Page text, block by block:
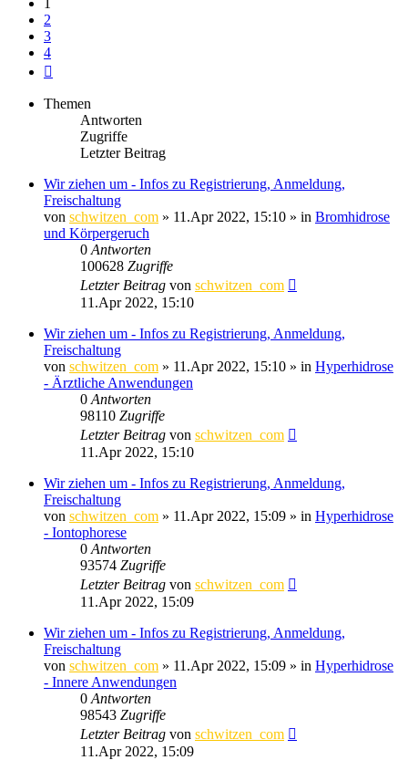
2
3
4
Themen
Antworten
Zugriffe
Letzter Beitrag
Wir ziehen um - Infos zu Registrierung, Anmeldung,
Freischaltung
von schwitzen_com » 11.Apr 2022, 15:10 » in Bromhidrose
und Körpergeruch
0 Antworten
100628 Zugriffe
Letzter Beitrag von schwitzen_com
11.Apr 2022, 15:10
Wir ziehen um - Infos zu Registrierung, Anmeldung,
Freischaltung
von schwitzen_com » 11.Apr 2022, 15:10 » in Hyperhidrose
- Ärztliche Anwendungen
0 Antworten
98110 Zugriffe
Letzter Beitrag von schwitzen_com
11.Apr 2022, 15:10
Wir ziehen um - Infos zu Registrierung, Anmeldung,
Freischaltung
von schwitzen_com » 11.Apr 2022, 15:09 » in Hyperhidrose
- Iontophorese
0 Antworten
93574 Zugriffe
Letzter Beitrag von schwitzen_com
11.Apr 2022, 15:09
Wir ziehen um - Infos zu Registrierung, Anmeldung,
Freischaltung
von schwitzen_com » 11.Apr 2022, 15:09 » in Hyperhidrose
- Innere Anwendungen
0 Antworten
98543 Zugriffe
Letzter Beitrag von schwitzen_com
11.Apr 2022, 15:09